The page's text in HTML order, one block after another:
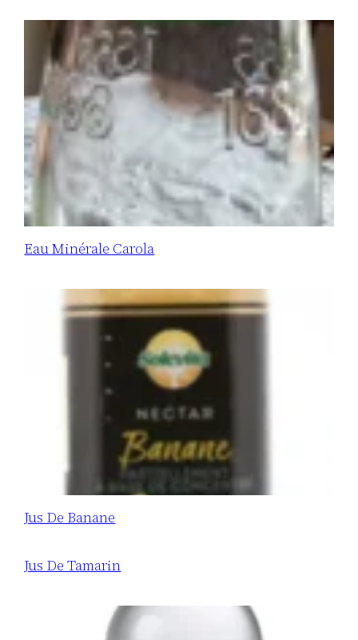
Eau Minérale Carola
Jus De Banane
Jus De Tamarin